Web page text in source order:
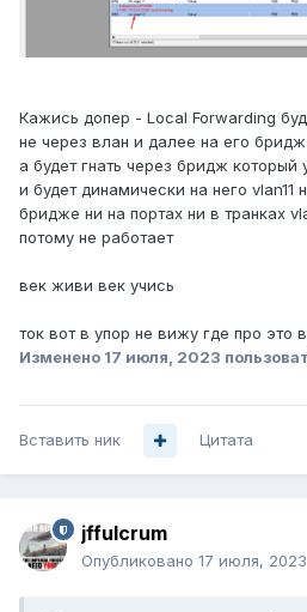
Кажись допер - Local Forwarding
не через влан и далее на его
а будет гнать через бридж который
и будет динамически на него
бридже ни на портах ни в транках
потому не работает
век живи век учись
ток вот в упор не вижу где про это
Изменено 17 июля, 2023
Вставить ник Цитата
jffulcrum
Опубликовано 17 июля, 2023